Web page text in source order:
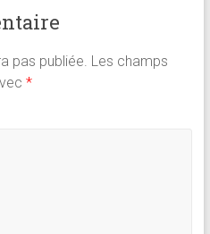
pas publiée. Les champs
*